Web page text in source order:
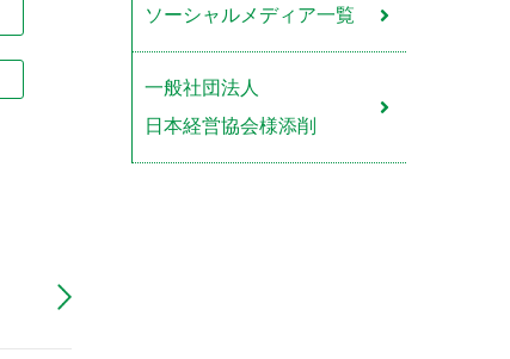
ソーシャルメディア一覧
一般社団法人
日本経営協会様添削